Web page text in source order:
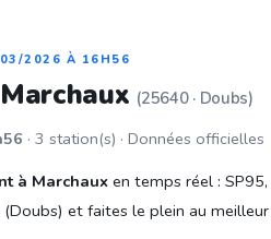
2026 À 16H56
(25640 · Doubs)
· 3 station(s) · Données officielles
à Marchaux en temps réel :
et faites le plein au